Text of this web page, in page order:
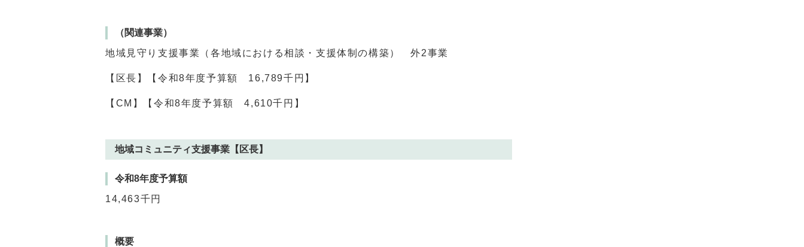
（関連事業）
地域見守り支援事業（各地域における相談・支援体制の構築） 外2事業
【区長】【令和8年度予算額 16,789千円】
【CM】【令和8年度予算額 4,610千円】
地域コミュニティ支援事業【区長】
令和8年度予算額
14,463千円
概要